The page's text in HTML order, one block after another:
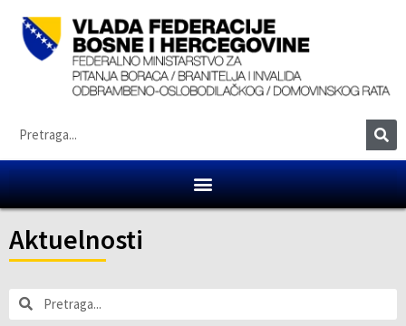
Aktuelnosti